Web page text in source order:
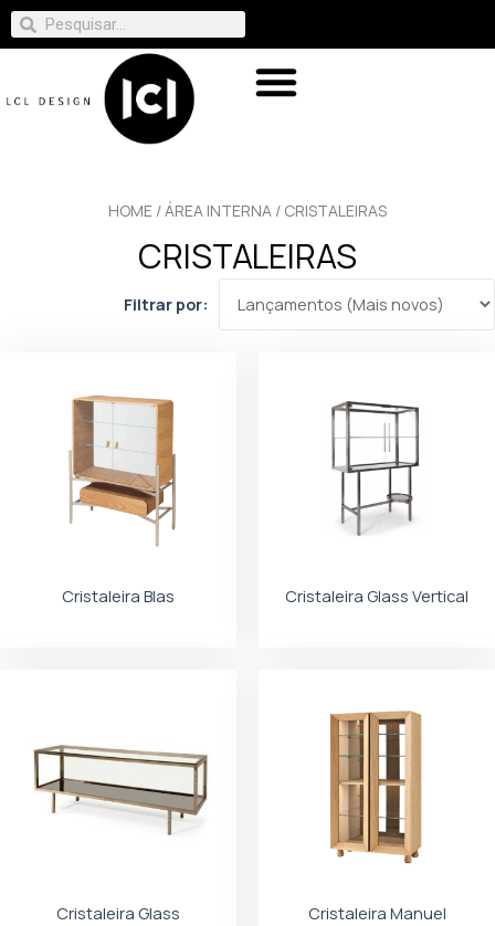
HOME /ÁREA INTERNA / CRISTALEIRAS
CRISTALEIRAS
Filtrar por:
Cristaleira Blas Cristaleira Glass Vertical
Cristaleira Glass Cristaleira Manuel